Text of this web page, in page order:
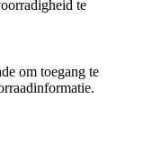
te
om toegang te